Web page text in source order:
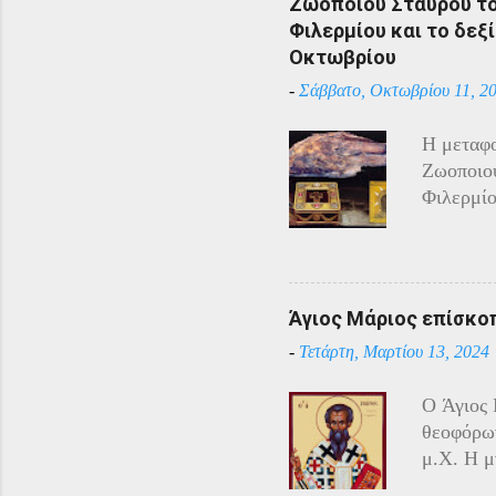
η
του
Φιλερμίου και το
Οκτωβρίου
- Σάββατο, Οκτωβρίου 11,
Η
Ιππότες
αρχαία
Άγιος Μάριος
- Τετάρτη, Μαρτίου 13, 2024
O Άγιος
μ.Χ. Η